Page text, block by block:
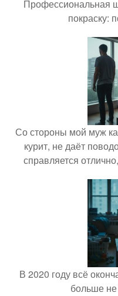
Профессиональная
покраску:
Со стороны мой муж
курит, не даёт
справляется
В 2020 году всё
больше не